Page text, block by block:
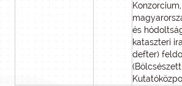
és
kataszteri
defter)